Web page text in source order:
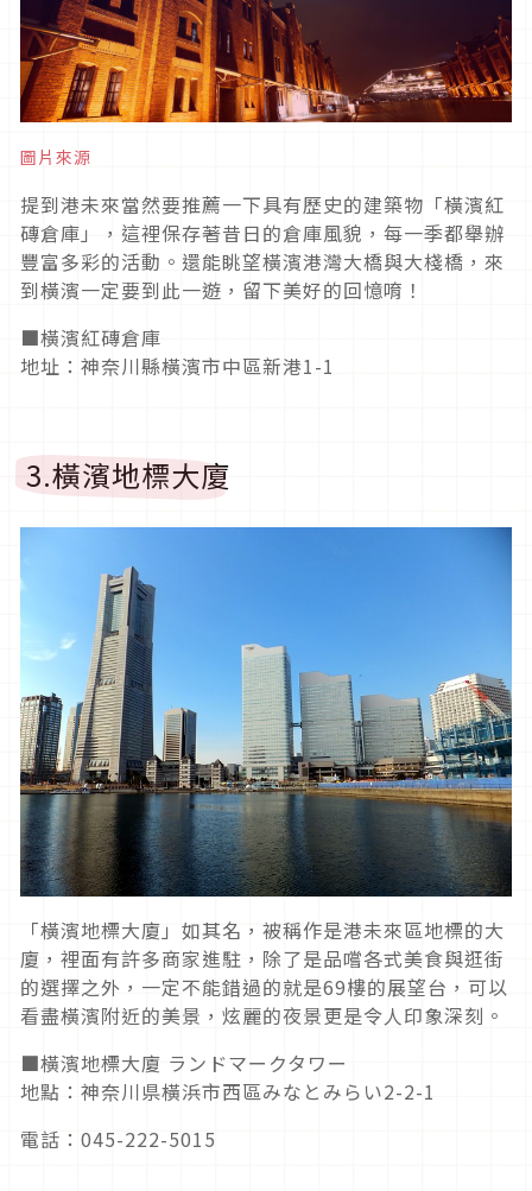
圖片來源
提到港未來當然要推薦一下具有歷史的建築物「橫濱紅
磚倉庫」，這裡保存著昔日的倉庫風貌，每一季都舉辦
豐富多彩的活動。還能眺望橫濱港灣大橋與大棧橋，來
到橫濱一定要到此一遊，留下美好的回憶唷！
■橫濱紅磚倉庫
地址：神奈川縣橫濱市中區新港1-1
3.橫濱地標大廈
「橫濱地標大廈」如其名，被稱作是港未來區地標的大
廈，裡面有許多商家進駐，除了是品嚐各式美食與逛街
的選擇之外，一定不能錯過的就是69樓的展望台，可以
看盡橫濱附近的美景，炫麗的夜景更是令人印象深刻。
■橫濱地標大廈 ランドマークタワー
地點：神奈川県橫浜市西區みなとみらい2-2-1
電話：045-222-5015